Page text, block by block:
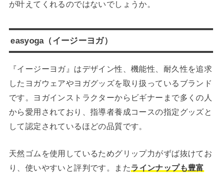
が叶えてくれるのではないでしょうか。
easyoga（イージーヨガ）
『イージーヨガ』はデザイン性、機能性、耐久性を追求
したヨガウェアやヨガグッズを取り扱っているブランド
です。ヨガインストラクターからビギナーまで多くの人
から愛用されており、指導者養成コースの指定グッズと
して認定されているほどの品質です。
天然ゴムを使用しているためグリップ力がずば抜けてお
り、使いやすいと評判です。またラインナップも豊富